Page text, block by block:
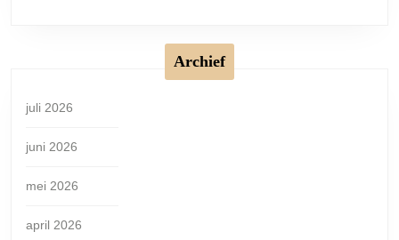
Archief
juli 2026
juni 2026
mei 2026
april 2026